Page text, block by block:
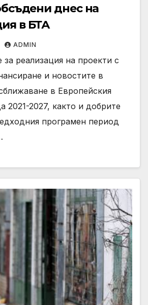
днес на
в БТА
ADMIN
реализация на проекти с
и новостите в
в Европейския
2021-2027, както и добрите
програмен период